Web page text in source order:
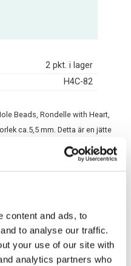
content and ads, to
to analyse our traffic.
your use of our site with
analytics partners who
2 pkt. i lager
H4C-82
Beads, Rondelle with Heart,
ca.5,5 mm. Detta är en jätte
bra på koppel eller
Inkludera i arbeten